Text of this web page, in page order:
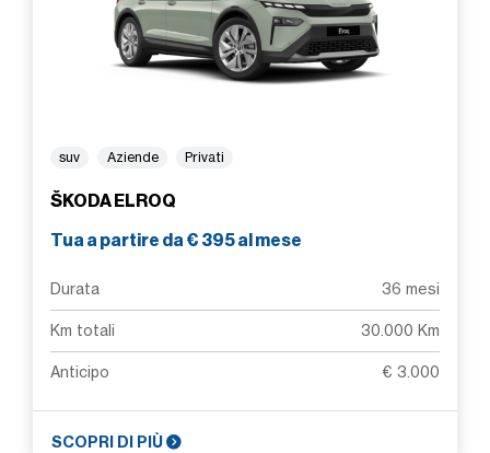
suv Aziende Privati
ŠKODA ELROQ
Tua a partire da € 395 al mese
Durata 36 mesi
Km totali 30.000 Km
Anticipo € 3.000
SCOPRI DI PIÙ